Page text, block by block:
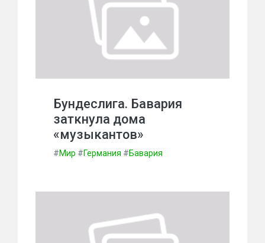
Бундеслига. Бавария
заткнула дома
«музыкантов»
#Мир #Германия #Бавария